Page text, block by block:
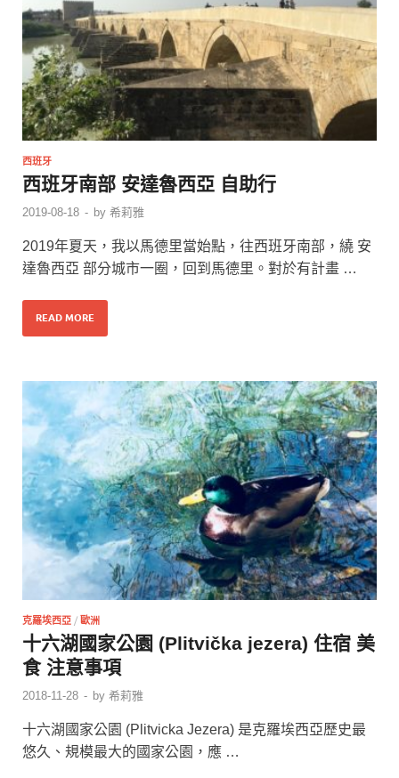
西班牙
西班牙南部 安達魯西亞 自助行
2019-08-18 - by 希莉雅
2019年夏天，我以馬德里當始點，往西班牙南部，繞 安
達魯西亞 部分城市一圈，回到馬德里。對於有計畫 …
READ MORE
克羅埃西亞 / 歐洲
十六湖國家公園 (Plitvička jezera) 住宿 美
食 注意事項
2018-11-28 - by 希莉雅
十六湖國家公園 (Plitvicka Jezera) 是克羅埃西亞歷史最
悠久、規模最大的國家公園，應 …